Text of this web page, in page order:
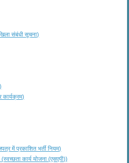
संबंधी सूचना)
में प्रकाशित भर्ती नियम)
कार्य योजना (एसएपी))